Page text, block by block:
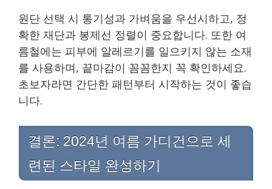
원단 선택 시 통기성과 가벼움을 우선시하고, 정
확한 재단과 봉제선 정렬이 중요합니다. 또한 여
름철에는 피부에 알레르기를 일으키지 않는 소재
를 사용하며, 끝마감이 꼼꼼한지 꼭 확인하세요.
초보자라면 간단한 패턴부터 시작하는 것이 좋습
니다.
결론: 2024년 여름 가디건으로 세
련된 스타일 완성하기